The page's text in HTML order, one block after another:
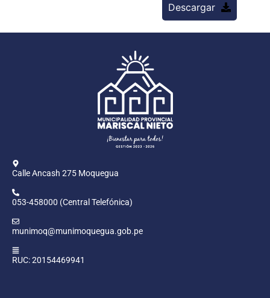
Descargar
Calle Ancash 275 Moquegua
053-458000 (Central Telefónica)
munimoq@munimoquegua.gob.pe
RUC: 20154469941